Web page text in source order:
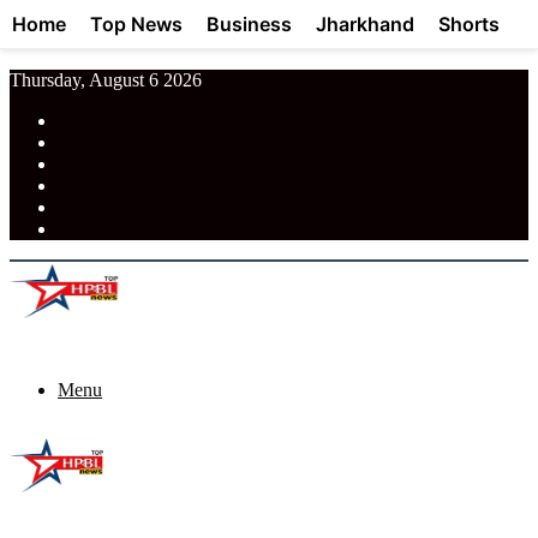
Thursday, August 6 2026
Menu
Home Top News Business Jharkhand Shorts